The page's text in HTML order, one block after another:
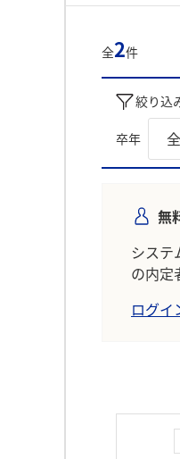
全2件
絞り込
卒年
無
システ
の内定
ログイ